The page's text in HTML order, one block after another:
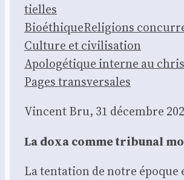
tielles
Bioé­thiqueReli­gions
Culture et civi­li­sa­tion
Apo­lo­gé­tique interne au
Pages trans­ver­sales
Vincent Bru, 31 décembre
La doxa comme tri­bu­nal
La ten­ta­tion de notre époque